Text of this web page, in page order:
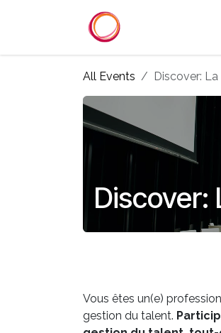
All Events Discover:
Discover:
Vous êtes un(e)
gestion du talent.